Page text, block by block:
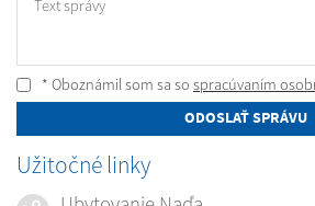
Text správy
* Oboznámil som sa so spracúvaním
ODOSLAŤ SPRÁVU
Užitočné linky